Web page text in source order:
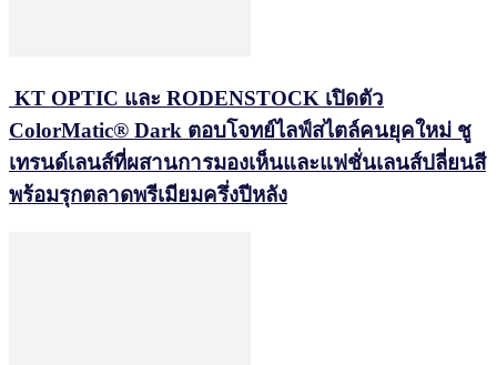
KT OPTIC และ RODENSTOCK เปิดตัว
ColorMatic® Dark ตอบโจทย์ไลฟ์สไตล์คนยุคใหม่ ชู
เทรนด์เลนส์ที่ผสานการมองเห็นและแฟชั่นเลนส์ปลี่ยนสี
พร้อมรุกตลาดพรีเมียมครึ่งปีหลัง